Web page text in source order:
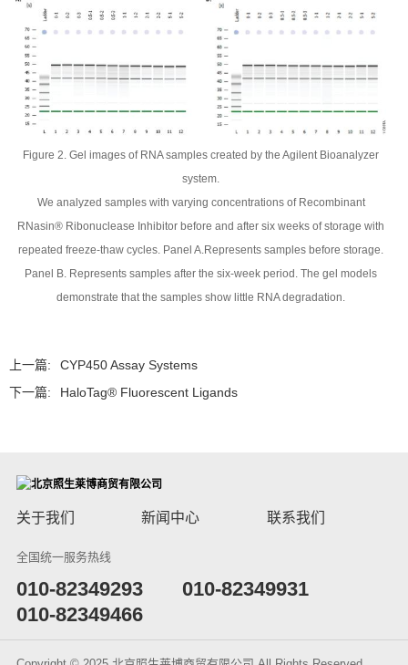
Figure 2. Gel images of RNA samples created by the Agilent Bioanalyzer
system.
We analyzed samples with varying concentrations of Recombinant
RNasin® Ribonuclease Inhibitor before and after six weeks of storage with
repeated freeze-thaw cycles. Panel A.Represents samples before storage.
Panel B. Represents samples after the six-week period. The gel models
demonstrate that the samples show little RNA degradation.
上一篇:
CYP450 Assay Systems
下一篇:
HaloTag® Fluorescent Ligands
关于我们 新闻中心 联系我们
全国统一服务热线
​010-82349293
010-82349931
010-82349466